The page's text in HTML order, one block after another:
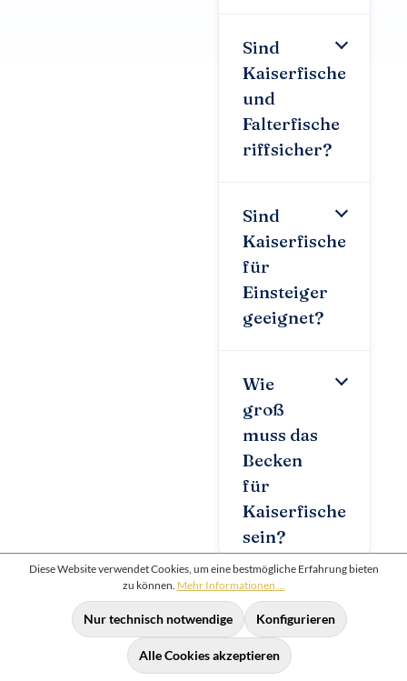
Sind
Kaiserfische
und
Falterfische
riffsicher?
Sind
Kaiserfische
für
Einsteiger
geeignet?
Wie
groß
muss das
Becken
für
Kaiserfische
sein?
Diese Website verwendet Cookies, um eine bestmögliche Erfahrung bieten
zu können. Mehr Informationen ...
Nur technisch notwendige Konfigurieren
Alle Cookies akzeptieren